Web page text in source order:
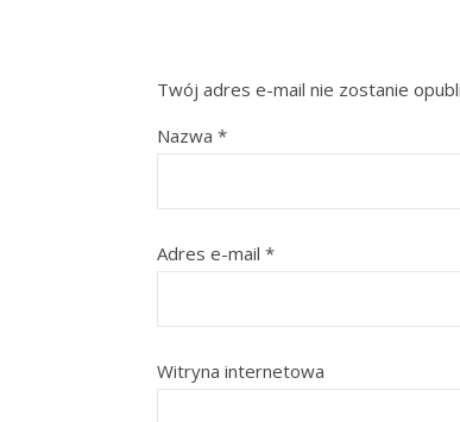
Twój adres e-mail nie zostanie
Nazwa *
Adres e-mail *
Witryna internetowa